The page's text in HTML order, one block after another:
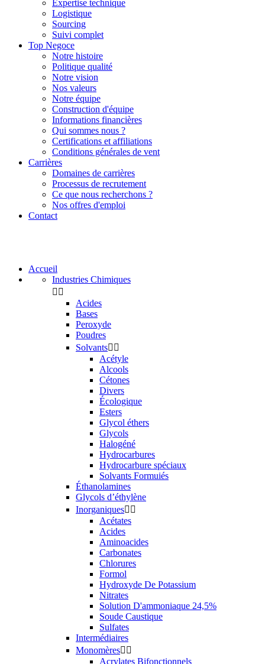
Expertise technique
Logistique
Sourcing
Suivi complet
Top Negoce
Notre histoire
Politique qualité
Notre vision
Nos valeurs
Notre équipe
Construction d'équipe
Informations financières
Qui sommes nous ?
Certifications et affiliations
Conditions générales de vent
Carrières
Domaines de carrières
Processus de recrutement
Ce que nous recherchons ?
Nos offres d'emploi
Contact
Accueil
Industries Chimiques
 
Acides
Bases
Peroxyde
Poudres
Solvants 
Acétyle
Alcools
Cétones
Divers
Écologique
Esters
Glycol éthers
Glycols
Halogéné
Hydrocarbures
Hydrocarbure spéciaux
Solvants Formuiés
Éthanolamines
Glycols d’éthylène
Inorganiques 
Acétates
Acides
Aminoacides
Carbonates
Chlorures
Formol
Hydroxyde De Potassium
Nitrates
Solution D'ammoniaque 24,5%
Soude Caustique
Sulfates
Intermédiaires
Monomères 
Acrylates Bifonctionnels